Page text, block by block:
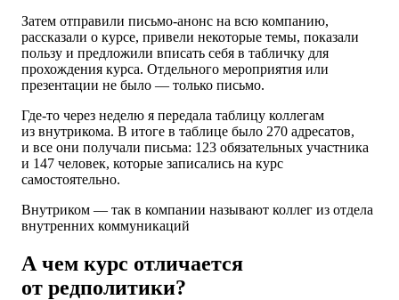
Затем отправили письмо-анонс на всю компанию,
рассказали о курсе, привели некоторые темы, показали
пользу и предложили вписать себя в табличку для
прохождения курса. Отдельного мероприятия или
презентации не было — только письмо.
Где-то через неделю я передала таблицу коллегам
из внутрикома. В итоге в таблице было 270 адресатов,
и все они получали письма: 123 обязательных участника
и 147 человек, которые записались на курс
самостоятельно.
Внутриком — так в компании называют коллег из отдела
внутренних коммуникаций
А чем курс отличается
от редполитики?